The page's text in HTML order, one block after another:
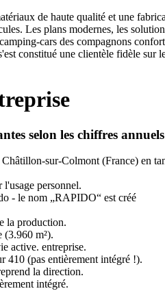
de haute qualité et une
Les plans modernes, les
cars des compagnons
constitué une clientèle fidèle sur
selon les chiffres annuels
sur-Colmont (France) en
personnel.
- le nom „RAPIDO“ est créé
la production.
(3.960 m²).
active. entreprise.
410 (pas entièrement intégré !).
la direction.
intégré.